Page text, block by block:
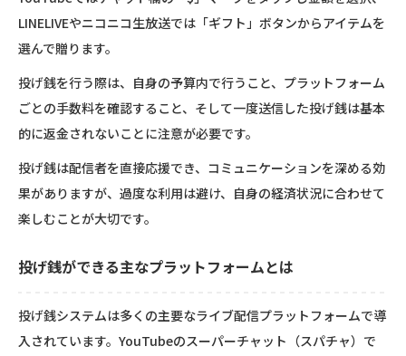
LINELIVEやニコニコ生放送では「ギフト」ボタンからアイテムを
選んで贈ります。
投げ銭を行う際は、自身の予算内で行うこと、プラットフォーム
ごとの手数料を確認すること、そして一度送信した投げ銭は基本
的に返金されないことに注意が必要です。
投げ銭は配信者を直接応援でき、コミュニケーションを深める効
果がありますが、過度な利用は避け、自身の経済状況に合わせて
楽しむことが大切です。
投げ銭ができる主なプラットフォームとは
投げ銭システムは多くの主要なライブ配信プラットフォームで導
入されています。YouTubeのスーパーチャット（スパチャ）で